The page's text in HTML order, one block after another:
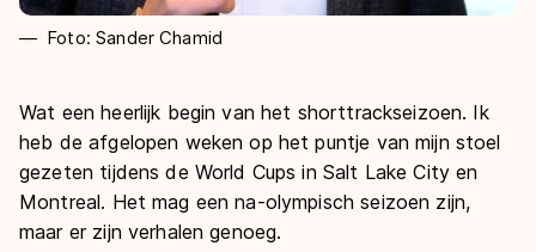
Foto: Sander Chamid
Wat een heerlijk begin van het shorttrackseizoen. Ik
heb de afgelopen weken op het puntje van mijn stoel
gezeten tijdens de World Cups in Salt Lake City en
Montreal. Het mag een na-olympisch seizoen zijn,
maar er zijn verhalen genoeg.